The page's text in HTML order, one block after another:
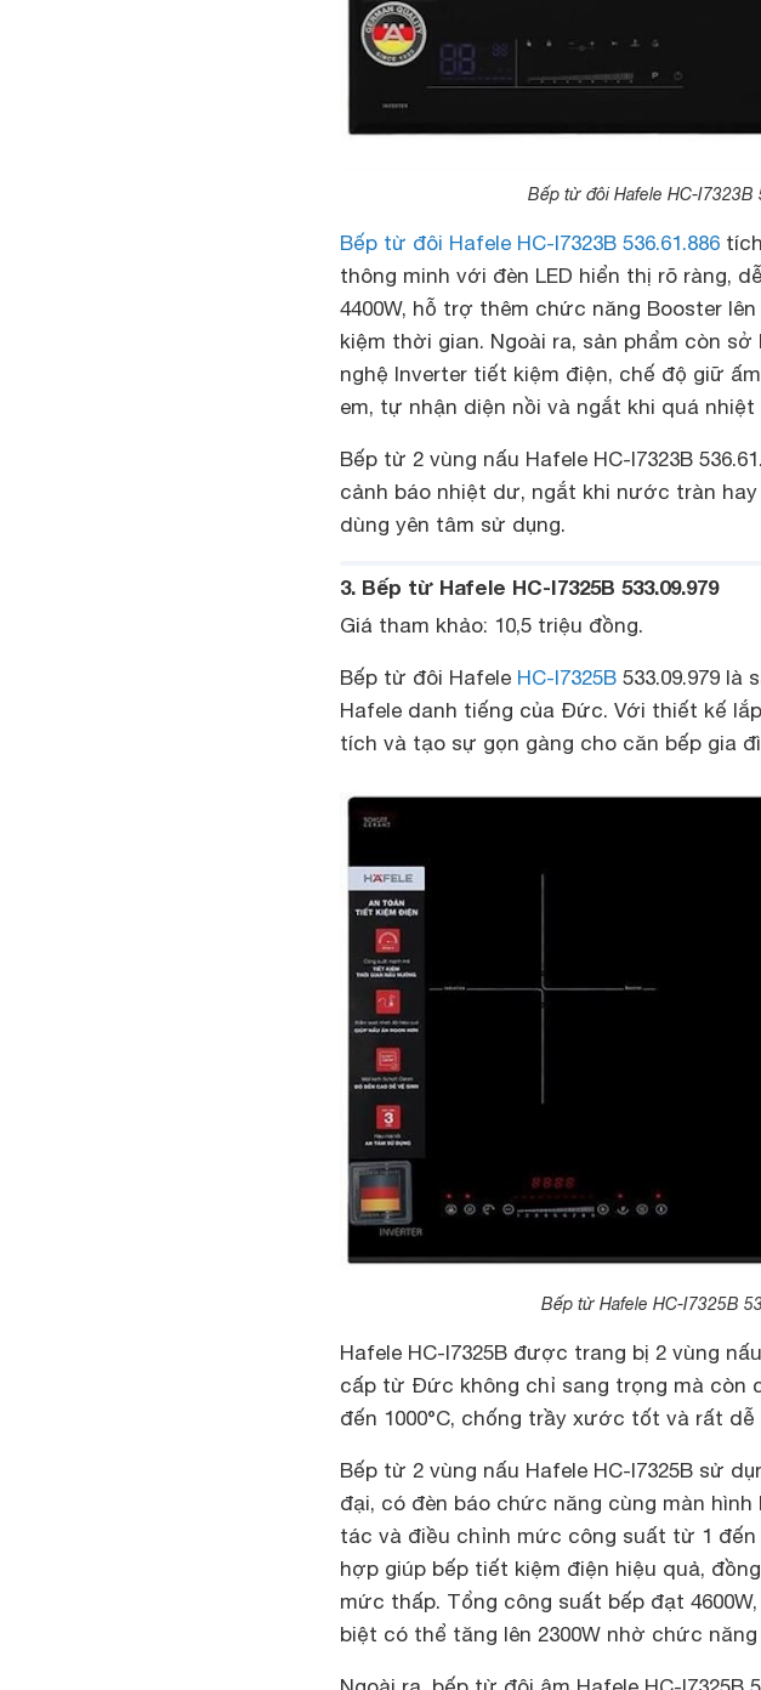
Bếp từ đôi Hafele HC-I7323B
Bếp từ đôi Hafele HC-I7323B 536.61.886
thông minh với đèn LED hiển thị rõ ràng,
4400W, hỗ trợ thêm chức năng Booster
kiệm thời gian. Ngoài ra, sản phẩm còn
nghệ Inverter tiết kiệm điện, chế độ giữ
em, tự nhận diện nồi và ngắt khi quá nhiệt
Bếp từ 2 vùng nấu Hafele HC-I7323B
cảnh báo nhiệt dư, ngắt khi nước tràn
dùng yên tâm sử dụng.
3. Bếp từ Hafele HC-I7325B 533.09.979
Giá tham khảo: 10,5 triệu đồng.
Bếp từ đôi Hafele HC-I7325B 533.09.979
Hafele danh tiếng của Đức. Với thiết kế
tích và tạo sự gọn gàng cho căn bếp gia
Bếp từ Hafele HC-I7325B
Hafele HC-I7325B được trang bị 2 vùng
cấp từ Đức không chỉ sang trọng mà còn
đến 1000°C, chống trầy xước tốt và rất dễ
Bếp từ 2 vùng nấu Hafele HC-I7325B sử
đại, có đèn báo chức năng cùng màn
tác và điều chỉnh mức công suất từ 1 đến
hợp giúp bếp tiết kiệm điện hiệu quả,
mức thấp. Tổng công suất bếp đạt
biệt có thể tăng lên 2300W nhờ chức